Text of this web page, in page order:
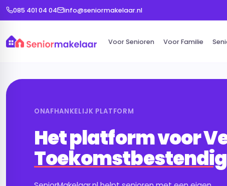
085 401 04 04 info@seniormakelaar.nl
Voor Senioren Voor Familie
ONAFHANKELIJK PLATFORM
Het platform voor